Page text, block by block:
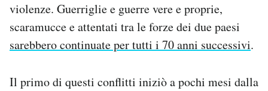
violenze. Guerriglie e guerre vere e proprie,
scaramucce e attentati tra le forze dei due paesi
sarebbero continuate per tutti i 70 anni successivi.
Il primo di questi conflitti iniziò a pochi mesi dalla